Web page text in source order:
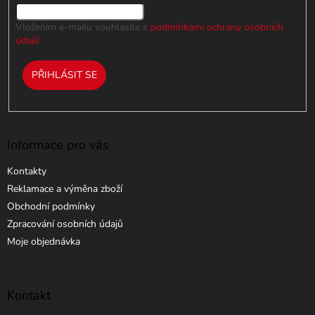
i
Vložením e-mailu souhlasíte s podmínkami ochrany osobních
údajů
PŘIHLÁSIT SE
Informace pro vás
Kontakty
Reklamace a výměna zboží
Obchodní podmínky
Zpracování osobních údajů
Moje objednávka
Kontakt